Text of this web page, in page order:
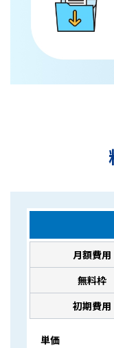
月額費用
無料枠
初期費用
単価